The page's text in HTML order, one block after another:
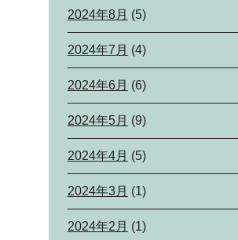
2024年8月 (5)
2024年7月 (4)
2024年6月 (6)
2024年5月 (9)
2024年4月 (5)
2024年3月 (1)
2024年2月 (1)